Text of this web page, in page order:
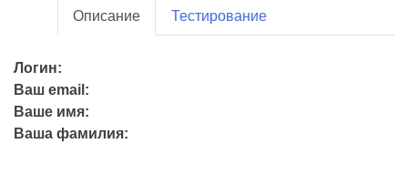
Описание Тестирование
Логин:
Ваш email:
Ваше имя:
Ваша фамилия: